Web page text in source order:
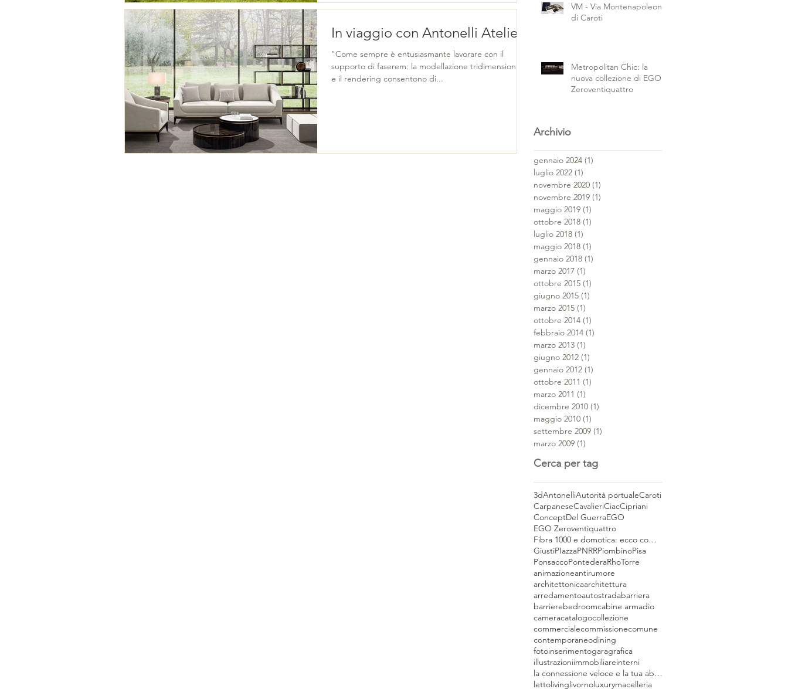
In viaggio con Antonelli Atelier
"Come sempre è entusiasmante lavorare con il
supporto di faserem: la modellazione tridimensionale
e il rendering consentono di...
VM - Via Montenapoleone
di Caroti
Metropolitan Chic: la
nuova collezione di EGO
Zeroventiquattro
Archivio
gennaio 2024 (1)
luglio 2022 (1)
novembre 2020 (1)
novembre 2019 (1)
maggio 2019 (1)
ottobre 2018 (1)
luglio 2018 (1)
maggio 2018 (1)
gennaio 2018 (1)
marzo 2017 (1)
ottobre 2015 (1)
giugno 2015 (1)
marzo 2015 (1)
ottobre 2014 (1)
febbraio 2014 (1)
marzo 2013 (1)
giugno 2012 (1)
gennaio 2012 (1)
ottobre 2011 (1)
marzo 2011 (1)
dicembre 2010 (1)
maggio 2010 (1)
settembre 2009 (1)
marzo 2009 (1)
Cerca per tag
3dAntonelliAutorità portualeCaroti
CarpaneseCavalieriCiacCipriani
ConceptDel GuerraEGO
EGO Zeroventiquattro
Fibra 1000 e domotica: ecco come il rapporto tra la banda ultralarga
GiustiPIazzaPNRRPiombinoPisa
PonsaccoPontederaRhoTorre
animazioneantirumore
architettonicaarchitettura
arredamentoautostradabarriera
barrierebedroomcabine armadio
cameracatalogocollezione
commercialecommissionecomune
contemporaneodining
fotoinserimentogaragrafica
illustrazioniimmobiliareinterni
la connessione veloce e la tua abitazione può migliorare il tuo stile di vita!
lettolivinglivornoluxurymacelleria